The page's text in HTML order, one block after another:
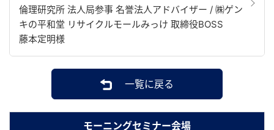
倫理研究所 法人局参事 名誉法人アドバイザー / ㈱ゲン
キの平和堂 リサイクルモールみっけ 取締役BOSS
藤本定明様
一覧に戻る
モーニングセミナー会場